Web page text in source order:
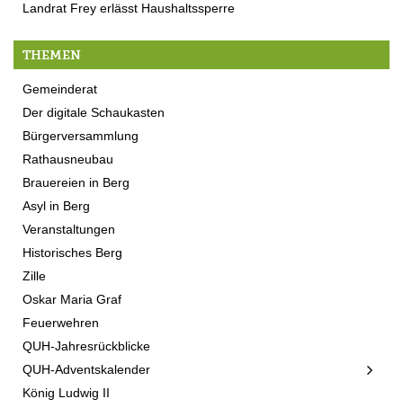
Landrat Frey erlässt Haushaltssperre
THEMEN
Gemeinderat
Der digitale Schaukasten
Bürgerversammlung
Rathausneubau
Brauereien in Berg
Asyl in Berg
Veranstaltungen
Historisches Berg
Zille
Oskar Maria Graf
Feuerwehren
QUH-Jahresrückblicke
QUH-Adventskalender
König Ludwig II